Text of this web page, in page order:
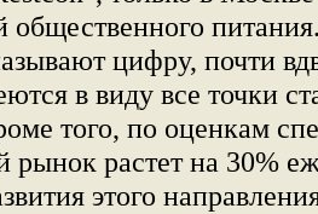
общественного
цифру, почти
в виду все точки
того, по оценкам
рынок растет на 30%
этого